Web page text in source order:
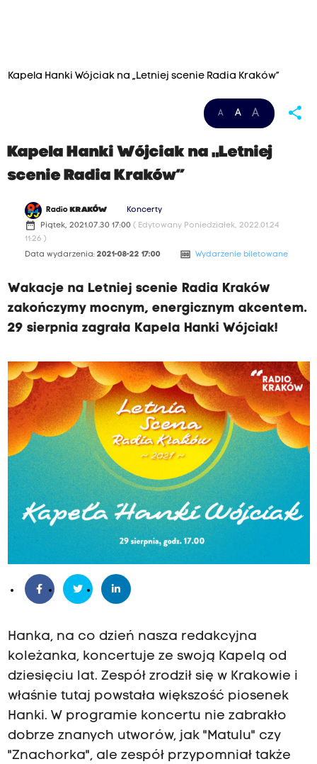
Kapela Hanki Wójciak na „Letniej scenie Radia Kraków”
A A A share
Kapela Hanki Wójciak na „Letniej
scenie Radia Kraków”
Radio KRAKÓW Koncerty
date_range Piątek, 2021.07.30 17:00 ( Edytowany Poniedziałek, 2022.01.24
11:26 )
Data wydarzenia: 2021-08-22 17:00 money Wydarzenie biletowane
Wakacje na Letniej scenie Radia Kraków
zakończymy mocnym, energicznym akcentem.
29 sierpnia zagrała Kapela Hanki Wójciak!
Hanka, na co dzień nasza redakcyjna
koleżanka, koncertuje ze swoją Kapelą od
dziesięciu lat. Zespół zrodził się w Krakowie i
właśnie tutaj powstała większość piosenek
Hanki. W programie koncertu nie zabrakło
dobrze znanych utworów, jak "Matulu" czy
"Znachorka", ale zespół przypomniał także